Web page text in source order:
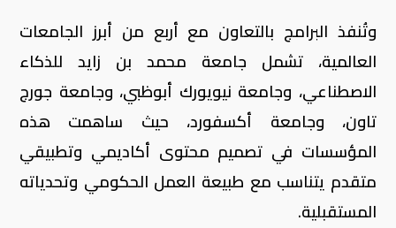
وتُنفذ البرامج بالتعاون مع أربع من أبرز الجامعات
العالمية، تشمل جامعة محمد بن زايد للذكاء
الاصطناعي، وجامعة نيويورك أبوظبي، وجامعة جورج
تاون، وجامعة أكسفورد، حيث ساهمت هذه
المؤسسات في تصميم محتوى أكاديمي وتطبيقي
متقدم يتناسب مع طبيعة العمل الحكومي وتحدياته
المستقبلية.